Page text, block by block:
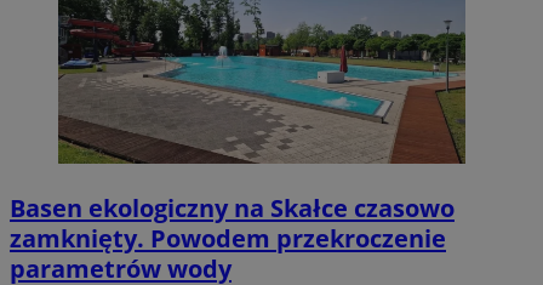
Basen ekologiczny na Skałce czasowo
zamknięty. Powodem przekroczenie
parametrów wody